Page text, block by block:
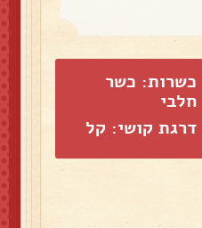
כשרות: כשר
חלבי
דרגת קושי: קל